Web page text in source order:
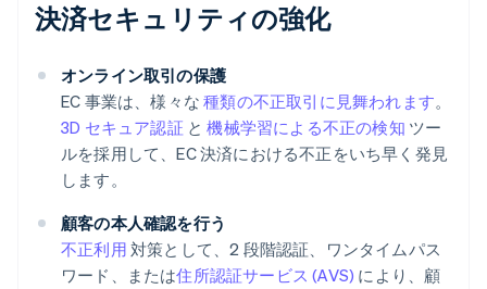
決済セキュリティの強化
オンライン取引の保護
EC 事業は、様々な種類の不正取引に見舞われます。
3D セキュア認証 と機械学習による不正の検知 ツー
ルを採用して、EC 決済における不正をいち早く発見
します。
顧客の本人確認を行う
不正利用 対策として、2 段階認証、ワンタイムパス
ワード、または住所認証サービス (AVS) により、顧